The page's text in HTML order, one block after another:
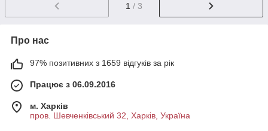
1 / 3
Про нас
97% позитивних з 1659 відгуків за рік
Працює з 06.09.2016
м. Харків
пров. Шевченківський 32, Харків, Україна